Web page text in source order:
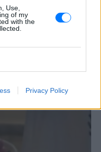
Use,
of my
with the
Privacy Policy
τον Ιβάν Σβιτάιλο
«Θα σηκωθώ πιο
μια φωτογραφία από
του, με ένα μήνυμα